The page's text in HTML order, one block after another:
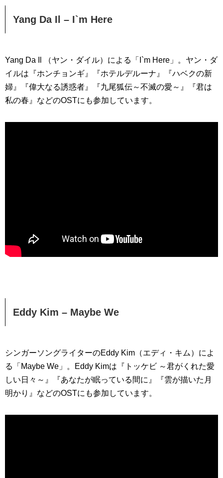
Yang Da Il – I`m Here
Yang Da Il （ヤン・ダイル）による「I`m Here」。ヤン・ダ
イルは『ホンチョンギ』『ホテルデルーナ』『ハベクの新
婦』『偉大なる誘惑者』『九尾狐伝～不滅の愛～』『君は
私の春』などのOSTにも参加しています。
Eddy Kim – Maybe We
シンガーソングライターのEddy Kim（エディ・キム）によ
る「Maybe We」。Eddy Kimは『トッケビ ～君がくれた愛
しい日々～』『あなたが眠っている間に』『雲が描いた月
明かり』などのOSTにも参加しています。